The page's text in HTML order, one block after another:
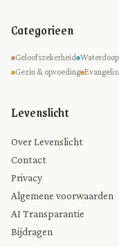
Categorieen
Geloofszekerheid Waterdoop
Gezin & opvoeding
Levenslicht
Over Levenslicht
Contact
Privacy
Algemene voorwaarden
AI Transparantie
Bijdragen